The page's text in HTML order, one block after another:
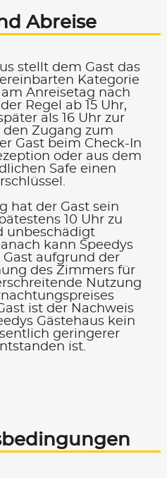
Abreise
stellt dem Gast das
Kategorie
Anreisetag nach
Regel ab 15 Uhr,
als 16 Uhr zur
den Zugang zum
Gast beim Check-In
oder aus dem
Safe einen
hat der Gast sein
10 Uhr zu
unbeschädigt
kann Speedys
Gast aufgrund der
des Zimmers für
Nutzung
ist der Nachweis
Gästehaus kein
geringerer
ist.